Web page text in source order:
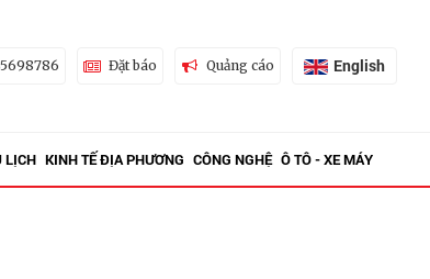
Đặt báo Quảng cáo English
LỊCH KINH TẾ ĐỊA PHƯƠNG CÔNG NGHỆ Ô TÔ - XE MÁY